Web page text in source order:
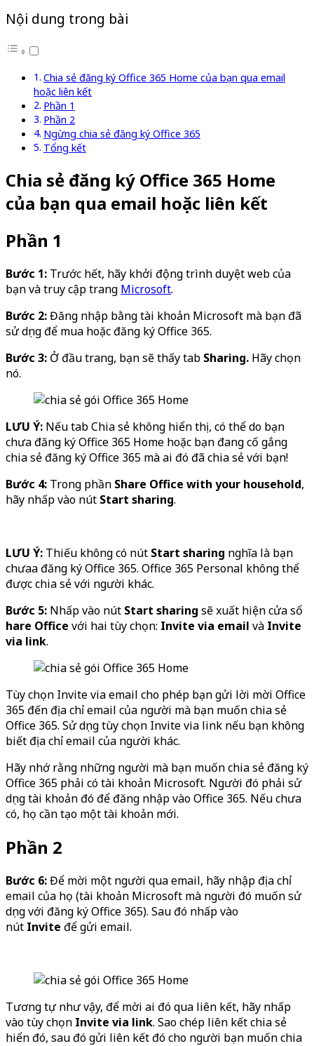
Nội dung trong bài
Chia sẻ đăng ký Office 365 Home của bạn qua email
hoặc liên kết
Phần 1
Phần 2
Ngừng chia sẻ đăng ký Office 365
Tổng kết
Chia sẻ đăng ký Office 365 Home
của bạn qua email hoặc liên kết
Phần 1
Bước 1: Trước hết, hãy khởi động trình duyệt web của
bạn và truy cập trang Microsoft.
Bước 2:Đăng nhập bằng tài khoản Microsoft mà bạn đã
sử dụng để mua hoặc đăng ký Office 365.
Bước 3: Ở đầu trang, bạn sẽ thấy tab Sharing. Hãy chọn
nó.
LƯU Ý: Nếu tab Chia sẻ không hiển thị, có thể do bạn
chưa đăng ký Office 365 Home hoặc bạn đang cố gắng
chia sẻ đăng ký Office 365 mà ai đó đã chia sẻ với bạn!
Bước 4: Trong phần Share Office with your household,
hãy nhấp vào nút Start sharing.
LƯU Ý: Thiếu không có nút Start sharing nghĩa là bạn
chưaa đăng ký Office 365. Office 365 Personal không thể
được chia sẻ với người khác.
Bước 5: Nhấp vào nút Start sharing sẽ xuất hiện cửa sổ
hare Office với hai tùy chọn: Invite via email và Invite
via link.
Tùy chọn Invite via email cho phép bạn gửi lời mời Office
365 đến địa chỉ email của người mà bạn muốn chia sẻ
Office 365. Sử dụng tùy chọn Invite via link nếu bạn không
biết địa chỉ email của người khác.
Hãy nhớ rằng những người mà bạn muốn chia sẻ đăng ký
Office 365 phải có tài khoản Microsoft. Người đó phải sử
dụng tài khoản đó để đăng nhập vào Office 365. Nếu chưa
có, họ cần tạo một tài khoản mới.
Phần 2
Bước 6:Để mời một người qua email, hãy nhập địa chỉ
email của họ (tài khoản Microsoft mà người đó muốn sử
dụng với đăng ký Office 365). Sau đó nhấp vào
nút Invite để gửi email.
Tương tự như vậy, để mời ai đó qua liên kết, hãy nhấp
vào tùy chọn Invite via link. Sao chép liên kết chia sẻ
hiển đó, sau đó gửi liên kết đó cho người bạn muốn chia